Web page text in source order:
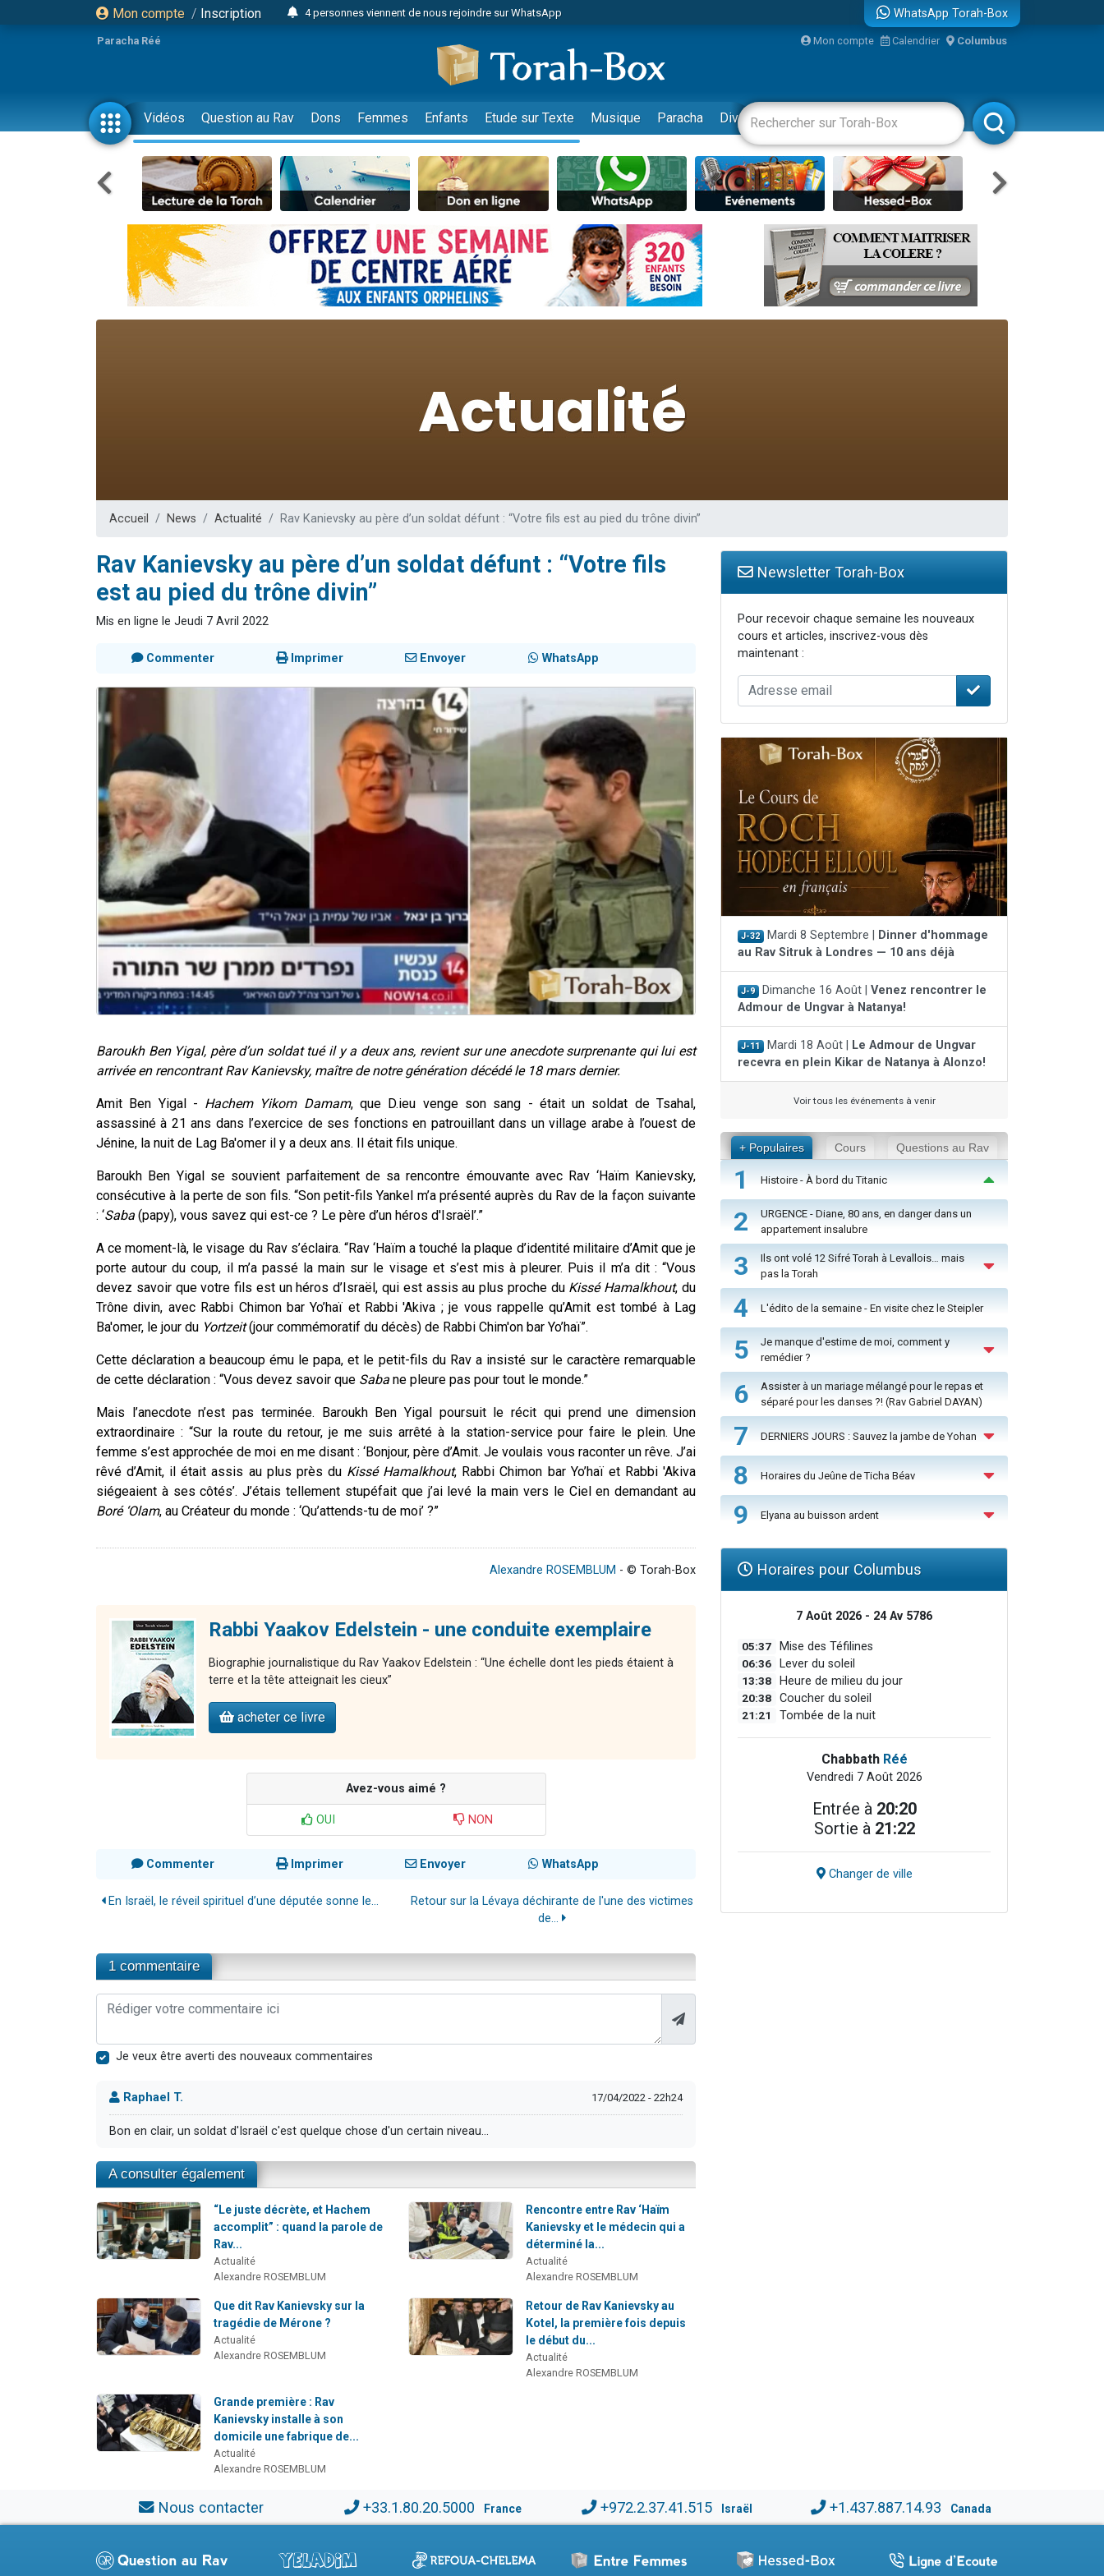
Mon compte / Inscription
4 personnes viennent de nous rejoindre sur WhatsApp
Odaya vient de donner son Maasser
3 personnes viennent de faire un don pour 5 jours de vacances aux Orphelins
3 personnes viennent de faire un don pour Diane, 80 ans, dans un appartement insalubre
13 personnes viennent de demander une bénédiction
2 personnes viennent de nous rejoindre sur WhatsApp
30 personnes viennent de faire un don pour Sauvez la jambe de Yohan
Il reste 49 places pour étudier en groupe sur Zoom
12 nouvelles musiques dans Torah-Box Music
3 personnes viennent de nous rejoindre sur WhatsApp
2 personnes viennent de nous rejoindre sur WhatsApp
3 personnes viennent de nous rejoindre sur WhatsApp
Nouvelle émission radio : Visions de grandeur n°104 : Le Chabbath et le Birkat Hamazone à travers le temps
61 personnes viennent de demander une bénédiction
Ariel vient de donner son Maasser
WhatsApp Torah-Box
Paracha Réé Mon compte Calendrier Columbus
Vidéos Question au Rav Dons Femmes Enfants Etude sur Texte Musique Paracha Divertissements Livres Rabbanim
Accueil News Actualité Rav Kanievsky au père d’un soldat défunt : “Votre fils est au pied du trône divin”
Rav Kanievsky au père d’un soldat défunt : “Votre fils
est au pied du trône divin”
Mis en ligne le Jeudi 7 Avril 2022
Commenter Imprimer Envoyer WhatsApp
Baroukh Ben Yigal, père d’un soldat tué il y a deux ans, revient sur une anecdote surprenante qui lui est
arrivée en rencontrant Rav Kanievsky, maître de notre génération décédé le 18 mars dernier.
Amit Ben Yigal - Hachem Yikom Damam, que D.ieu venge son sang - était un soldat de Tsahal,
assassiné à 21 ans dans l’exercice de ses fonctions en patrouillant dans un village arabe à l’ouest de
Jénine, la nuit de Lag Ba'omer il y a deux ans. Il était fils unique.
Baroukh Ben Yigal se souvient parfaitement de sa rencontre émouvante avec Rav ‘Haïm Kanievsky,
consécutive à la perte de son fils. “Son petit-fils Yankel m’a présenté auprès du Rav de la façon suivante
: ‘Saba (papy), vous savez qui est-ce ? Le père d’un héros d'Israël’.”
A ce moment-là, le visage du Rav s’éclaira. “Rav ‘Haïm a touché la plaque d’identité militaire d’Amit que je
porte autour du coup, il m’a passé la main sur le visage et s’est mis à pleurer. Puis il m’a dit : “Vous
devez savoir que votre fils est un héros d’Israël, qui est assis au plus proche duKissé Hamalkhout, du
Trône divin, avec Rabbi Chimon bar Yo’haï et Rabbi 'Akiva ; je vous rappelle qu’Amit est tombé à Lag
Ba'omer, le jour du Yortzeit(jour commémoratif du décès) de Rabbi Chim'on bar Yo’haï”.
Cette déclaration a beaucoup ému le papa, et le petit-fils du Rav a insisté sur le caractère remarquable
de cette déclaration : “Vous devez savoir que Saba ne pleure pas pour tout le monde.”
Mais l’anecdote n’est pas terminée. Baroukh Ben Yigal poursuit le récit qui prend une dimension
extraordinaire : “Sur la route du retour, je me suis arrêté à la station-service pour faire le plein. Une
femme s’est approchée de moi en me disant : ‘Bonjour, père d’Amit. Je voulais vous raconter un rêve. J’ai
rêvé d’Amit, il était assis au plus près du Kissé Hamalkhout, Rabbi Chimon bar Yo’haï et Rabbi 'Akiva
siégeaient à ses côtés’. J’étais tellement stupéfait que j’ai levé la main vers le Ciel en demandant au
Boré ‘Olam, au Créateur du monde : ‘Qu’attends-tu de moi’ ?”
Alexandre ROSEMBLUM - © Torah-Box
Rabbi Yaakov Edelstein - une conduite exemplaire
Biographie journalistique du Rav Yaakov Edelstein : “Une échelle dont les pieds étaient à
terre et la tête atteignait les cieux”
acheter ce livre
Avez-vous aimé ?
OUI NON
Commenter Imprimer Envoyer WhatsApp
En Israël, le réveil spirituel d’une députée sonne le...
Retour sur la Lévaya déchirante de l'une des victimes
de...
1 commentaire
Je veux être averti des nouveaux commentaires
Raphael T. 17/04/2022 - 22h24
Bon en clair, un soldat d'Israël c'est quelque chose d'un certain niveau...
A consulter également
“Le juste décrète, et Hachem
accomplit” : quand la parole de
Rav...
Actualité
Alexandre ROSEMBLUM
Rencontre entre Rav ‘Haïm
Kanievsky et le médecin qui a
déterminé la...
Actualité
Alexandre ROSEMBLUM
Que dit Rav Kanievsky sur la
tragédie de Mérone ?
Actualité
Alexandre ROSEMBLUM
Retour de Rav Kanievsky au
Kotel, la première fois depuis
le début du...
Actualité
Alexandre ROSEMBLUM
Grande première : Rav
Kanievsky installe à son
domicile une fabrique de...
Actualité
Alexandre ROSEMBLUM
Newsletter Torah-Box
Pour recevoir chaque semaine les nouveaux
cours et articles, inscrivez-vous dès
maintenant :
J-32 Mardi 8 Septembre |
Dinner d'hommage
au Rav Sitruk à Londres — 10 ans déjà
J-9 Dimanche 16 Août | Venez rencontrer le
Admour de Ungvar à Natanya!
J-11 Mardi 18 Août |
Le Admour de Ungvar
recevra en plein Kikar de Natanya à Alonzo!
Voir tous les événements à venir
+ Populaires Cours Questions au Rav
1 Histoire - À bord du Titanic
2
URGENCE - Diane, 80 ans, en danger dans un
appartement insalubre
3
Ils ont volé 12 Sifré Torah à Levallois… mais
pas la Torah
4 L'édito de la semaine - En visite chez le Steipler
5
Je manque d'estime de moi, comment y
remédier ?
6
Assister à un mariage mélangé pour le repas et
séparé pour les danses ?! (Rav Gabriel DAYAN)
7 DERNIERS JOURS : Sauvez la jambe de Yohan
8 Horaires du Jeûne de Ticha Béav
9 Elyana au buisson ardent
Horaires pour Columbus
7 Août 2026 - 24 Av 5786
05:37 Mise des Téfilines
06:36 Lever du soleil
13:38 Heure de milieu du jour
20:38 Coucher du soleil
21:21 Tombée de la nuit
Chabbath Réé
Vendredi 7 Août 2026
Entrée à 20:20
Sortie à 21:22
Changer de ville
Nous contacter +33.1.80.20.5000 France +972.2.37.41.515 Israël +1.437.887.14.93 Canada